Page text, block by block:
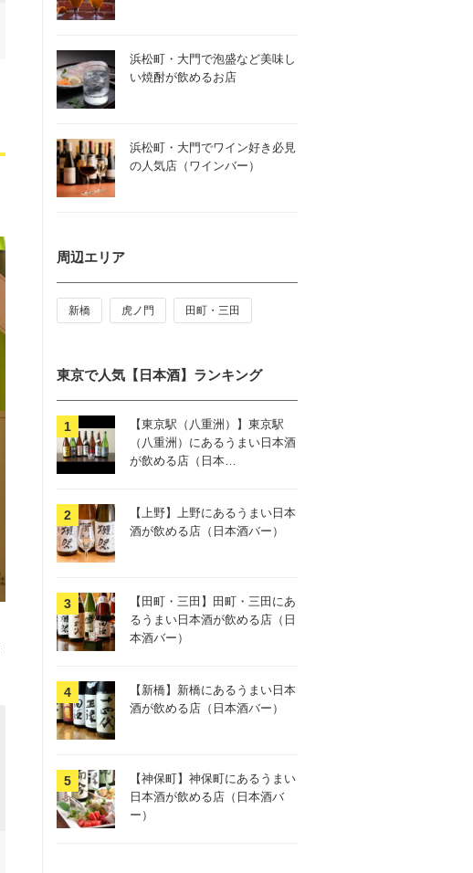
浜松町・大門で泡盛など美味し
い焼酎が飲めるお店
浜松町・大門でワイン好き必見
の人気店（ワインバー）
周辺エリア
新橋 虎ノ門 田町・三田
東京で人気【日本酒】ランキング
【東京駅（八重洲）】東京駅
（八重洲）にあるうまい日本酒
が飲める店（日本…
【上野】上野にあるうまい日本
酒が飲める店（日本酒バー）
【田町・三田】田町・三田にあ
るうまい日本酒が飲める店（日
本酒バー）
【新橋】新橋にあるうまい日本
酒が飲める店（日本酒バー）
【神保町】神保町にあるうまい
日本酒が飲める店（日本酒バ
ー）